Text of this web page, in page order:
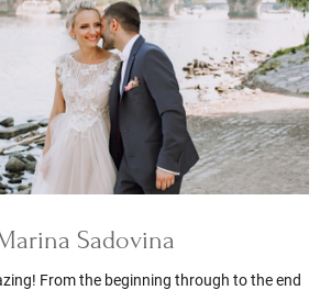
Sadovina
From the beginning through to the end